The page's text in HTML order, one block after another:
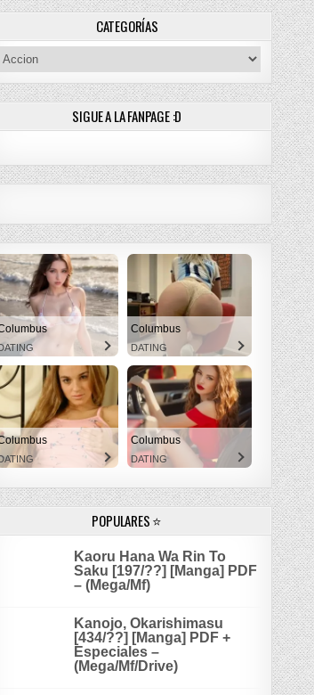
[MANGA] PDF – (MEGA/MF)
SHOKU WAJUTSUSHI [62/??] [MANGA] PDF – (MEGA/MF/DRIVE)
CATEGORÍAS
Categorías
SIGUE A LA FANPAGE :D
Columbus
DATING
Columbus
DATING
POPULARES ⭐
Kaoru Hana Wa Rin To
Saku [197/??] [Manga] PDF
– (Mega/Mf)
Kanojo, Okarishimasu
[434/??] [Manga] PDF +
Especiales –
(Mega/Mf/Drive)